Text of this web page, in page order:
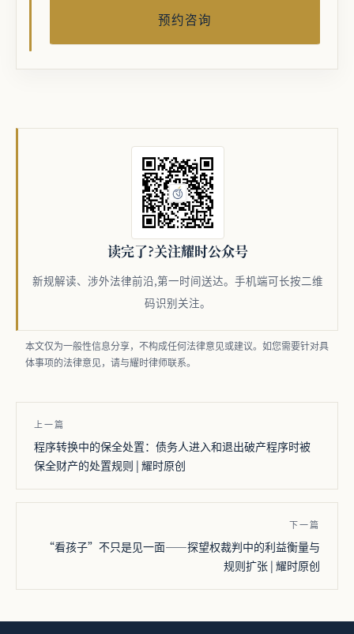
预约咨询
读完了?关注耀时公众号
新规解读、涉外法律前沿,第一时间送达。 手机端可长按二维
码识别关注。
本文仅为一般性信息分享，不构成任何法律意见或建议。如您需要针对具
体事项的法律意见，请与耀时律师联系。
上一篇
程序转换中的保全处置：债务人进入和退出破产程序时被
保全财产的处置规则 | 耀时原创
下一篇
“看孩子”不只是见一面——探望权裁判中的利益衡量与
规则扩张 | 耀时原创